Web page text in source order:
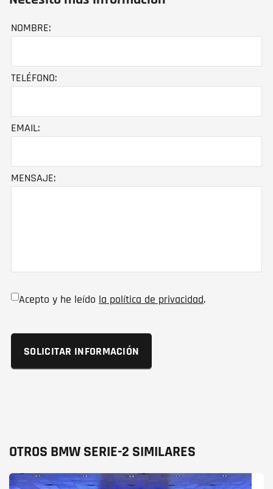
NOMBRE:
TELÉFONO:
EMAIL:
MENSAJE:
Acepto y he leído la política de privacidad.
OTROS BMW SERIE-2 SIMILARES